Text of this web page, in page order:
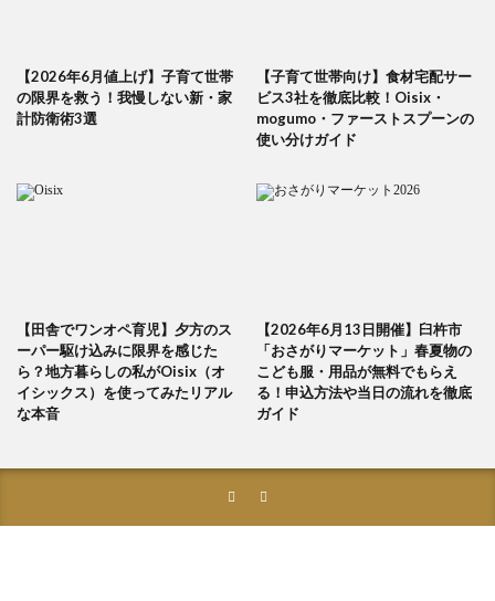
【2026年6月値上げ】子育て世帯
の限界を救う！我慢しない新・家
計防衛術3選
【子育て世帯向け】食材宅配サー
ビス3社を徹底比較！Oisix・
mogumo・ファーストスプーンの
使い分けガイド
【田舎でワンオペ育児】夕方のス
ーパー駆け込みに限界を感じた
ら？地方暮らしの私がOisix（オ
イシックス）を使ってみたリアル
な本音
【2026年6月13日開催】臼杵市
「おさがりマーケット」春夏物の
こども服・用品が無料でもらえ
る！申込方法や当日の流れを徹底
ガイド